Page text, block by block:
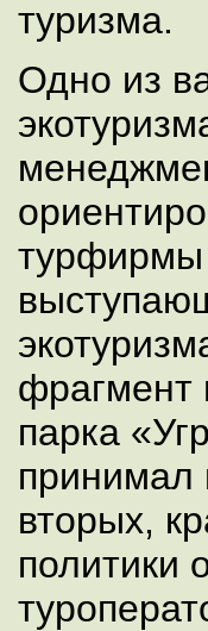
туризма.
Одно из
турфирмы
фрагмент
парка
принимал
вторых,
политики